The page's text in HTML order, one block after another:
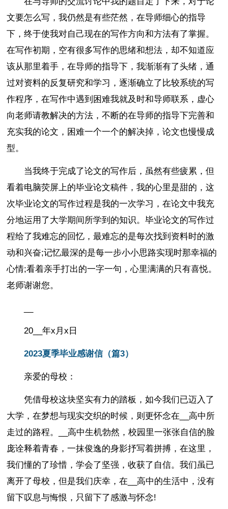
文要怎么写，我仍然是有些茫然，在导师细心的指导
下，终于使我对自己现在的写作方向和方法有了掌握。
在写作初期，空有很多写作的思绪和想法，却不知道应
该从那里着手，在导师的指导下，我渐渐有了头绪，通
过对资料的反复研究和学习，逐渐确立了比较系统的写
作程序，在写作中遇到困难我就及时和导师联系，虚心
向老师请教解决的方法，不断的在导师的指导下完善和
充实我的论文，困难一个一个的解决掉，论文也慢慢成
型。
当我终于完成了论文的写作后，虽然有些疲累，但
看着电脑荧屏上的毕业论文稿件，我的心里是甜的，这
次毕业论文的写作过程是我的一次学习，在论文中我充
分地运用了大学期间所学到的知识。毕业论文的写作过
程给了我难忘的回忆，最难忘的是每次找到资料时的激
动和兴奋;记忆最深的是每一步小小思路实现时那幸福的
心情;看着亲手打出的一字一句，心里满满的只有喜悦。
老师谢谢您。
20__年x月x日
2023夏季毕业感谢信（篇3）
亲爱的母校：
凭借母校这块坚实有力的踏板，如今我们已迈入了
大学，在梦想与现实交织的时候，则更怀念在__高中所
走过的路程。__高中生机勃然，校园里一张张自信的脸
庞诠释着青春，一抹俊逸的身影抒写着拼搏，在这里，
我们懂的了珍惜，学会了坚强，收获了自信。我们虽已
离开了母校，但是我们庆幸，在__高中的生活中，没有
留下叹息与悔恨，只留下了感激与怀念!